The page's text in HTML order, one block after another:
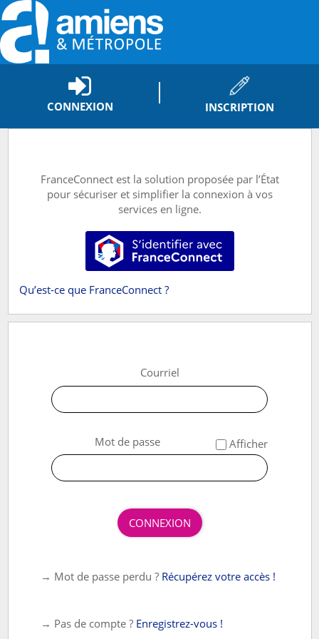
CONNEXION INSCRIPTION
FranceConnect est la solution proposée par l’État
pour sécuriser et simplifier la connexion à vos
services en ligne.
S’identifier avec FranceConnect
Qu’est-ce que FranceConnect ?
Courriel
Mot de passe * Afficher
CONNEXION
→ Mot de passe perdu ? Récupérez votre accès !
→ Pas de compte ? Enregistrez-vous !